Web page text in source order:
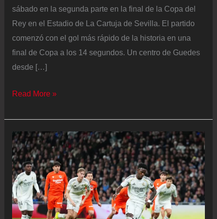
sábado en la segunda parte en la final de la Copa del
Rey en el Estadio de La Cartuja de Sevilla. El partido
comenzó con el gol más rápido de la historia en una
final de Copa a los 14 segundos. Un centro de Guedes
desde […]
Atlético
Real
Sociedad
en
directo
|
Comienza
la
Read More »